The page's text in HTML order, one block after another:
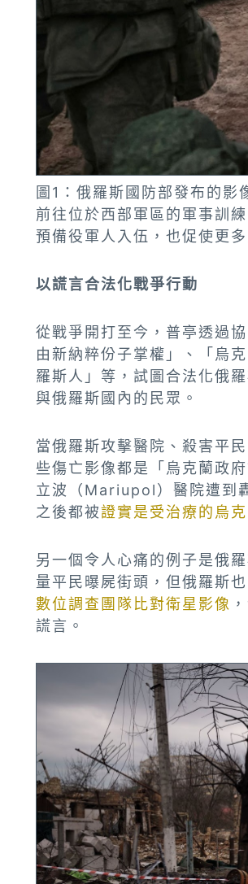
圖1：俄羅斯國防部發布的
前往位於西部軍區的軍事訓
預備役軍人入伍，也促使更
以謊言合法化戰爭行動
從戰爭開打至今，普亭透過
由新納粹份子掌權」、「烏
羅斯人」等，試圖合法化俄
與俄羅斯國內的民眾。
當俄羅斯攻擊醫院、殺害平
些傷亡影像都是「烏克蘭政
立波（Mariupol）醫院遭到
之後都被證實是受治療的烏
另一個令人心痛的例子是俄
量平民曝屍街頭，但俄羅斯
數位調查團隊比對衛星影像
謊言。